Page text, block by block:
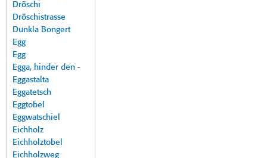
Dröschi
Dröschistrasse
Dunkla Bongert
Egg
Egg
Egga, hinder den -
Eggastalta
Eggatetsch
Eggtobel
Eggwatschiel
Eichholz
Eichholztobel
Eichholzweg